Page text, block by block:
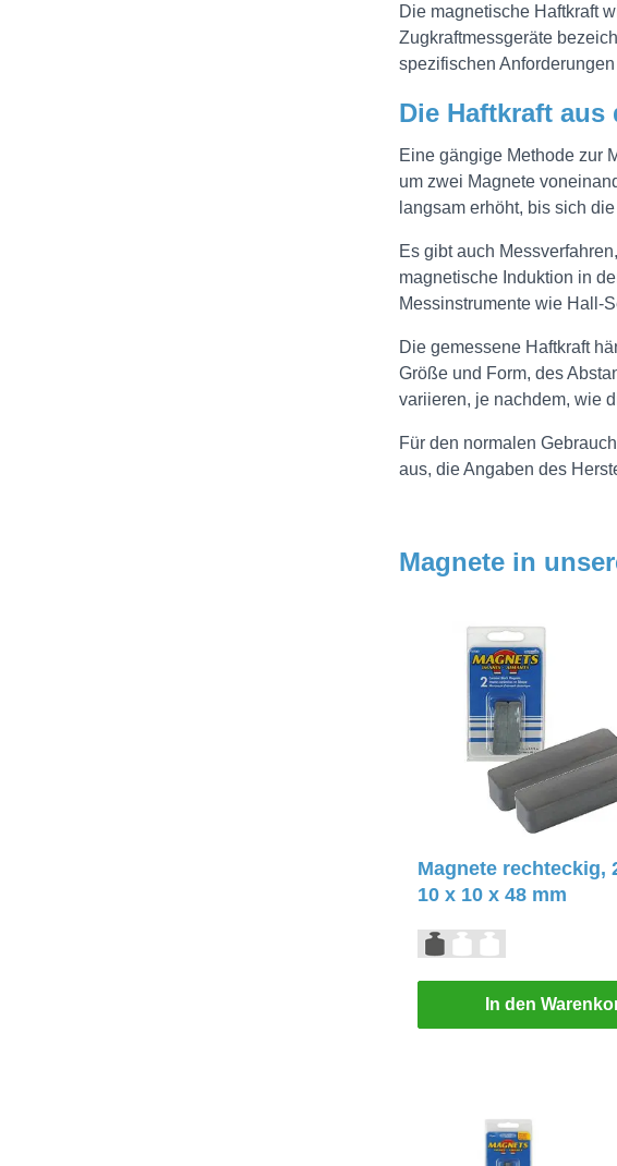
Die magnetische Haftkraft
Zugkraftmessgeräte
spezifischen
Die Haftkraft aus
Eine gängige Methode zur
um zwei Magnete
langsam erhöht, bis sich
Es gibt auch
magnetische Induktion in
Messinstrumente wie Hall-
Die gemessene Haftkraft
Größe und Form, des
variieren, je nachdem, wie
Für den normalen
aus, die Angaben des
Magnete in
Magnete rechteckig,
10 x 10 x 48 mm
In den